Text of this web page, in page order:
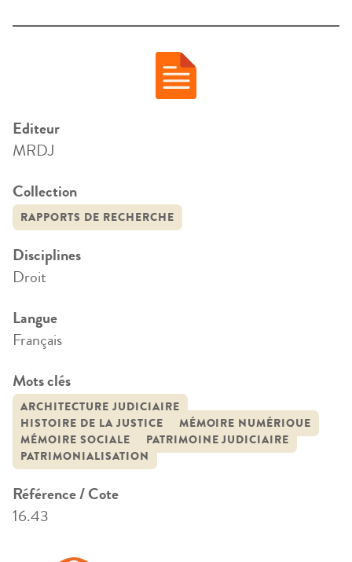
Editeur
MRDJ
Collection
RAPPORTS DE RECHERCHE
Disciplines
Droit
Langue
Français
Mots clés
ARCHITECTURE JUDICIAIRE
HISTOIRE DE LA JUSTICE
MÉMOIRE NUMÉRIQUE
MÉMOIRE SOCIALE
PATRIMOINE JUDICIAIRE
PATRIMONIALISATION
Référence / Cote
16.43